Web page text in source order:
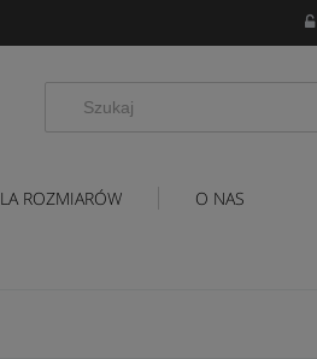
ROZMIARÓW O NAS